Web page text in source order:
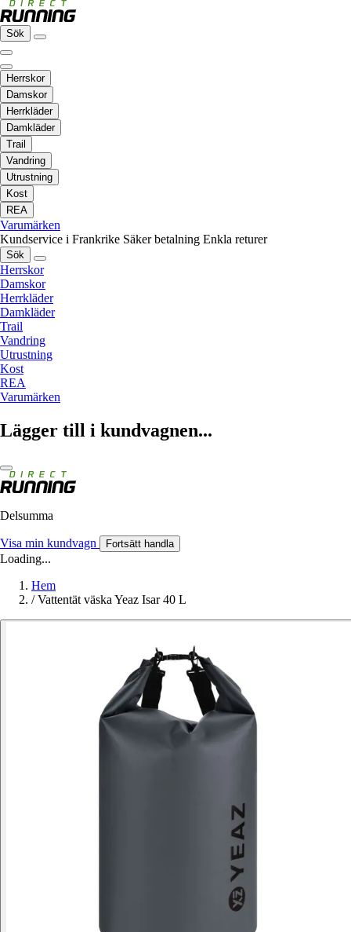
Sök
Herrskor
Damskor
Herrkläder
Damkläder
Trail
Vandring
Utrustning
Kost
REA
Varumärken
Kundservice i Frankrike Säker betalning Enkla returer
Sök
Herrskor
Damskor
Herrkläder
Damkläder
Trail
Vandring
Utrustning
Kost
REA
Varumärken
Lägger till i kundvagnen...
Delsumma
Visa min kundvagn Fortsätt handla
Loading...
Hem
/ Vattentät väska Yeaz Isar 40 L